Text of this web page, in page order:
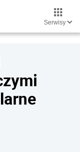
Serwisy